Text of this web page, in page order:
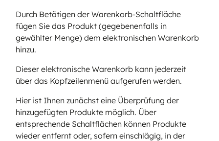
Durch Betätigen der Warenkorb-Schaltfläche
fügen Sie das Produkt (gegebenenfalls in
gewählter Menge) dem elektronischen Warenkorb
hinzu.
Dieser elektronische Warenkorb kann jederzeit
über das Kopfzeilenmenü aufgerufen werden.
Hier ist Ihnen zunächst eine Überprüfung der
hinzugefügten Produkte möglich. Über
entsprechende Schaltflächen können Produkte
wieder entfernt oder, sofern einschlägig, in der